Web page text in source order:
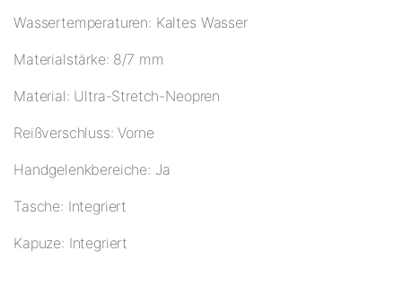
Wassertemperaturen: Kaltes Wasser
Materialstärke: 8/7 mm
Material: Ultra-Stretch-Neopren
Reißverschluss: Vorne
Handgelenkbereiche: Ja
Tasche: Integriert
Kapuze: Integriert